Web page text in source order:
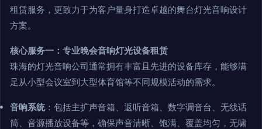
租赁服务，更致力于为客户量身打造卓越的舞台灯光音响设计
方案。
核心服务一：专业晚会音响灯光设备租赁
珠海的灯光音响公司通常拥有丰富且先进的设备库存，能够满
足从小型会议室到大型体育馆等不同规模活动的需求。
音响系统：包括主扩声音箱、返听音箱、数字调音台、无线话
筒、音源播放设备等，确保声音清晰、饱满、覆盖均匀，无啸